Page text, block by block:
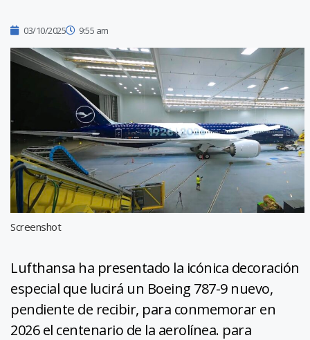
03/10/2025 9:55 am
Screenshot
Lufthansa ha presentado la icónica decoración
especial que lucirá un Boeing 787-9 nuevo,
pendiente de recibir, para conmemorar en
2026 el centenario de la aerolínea. para